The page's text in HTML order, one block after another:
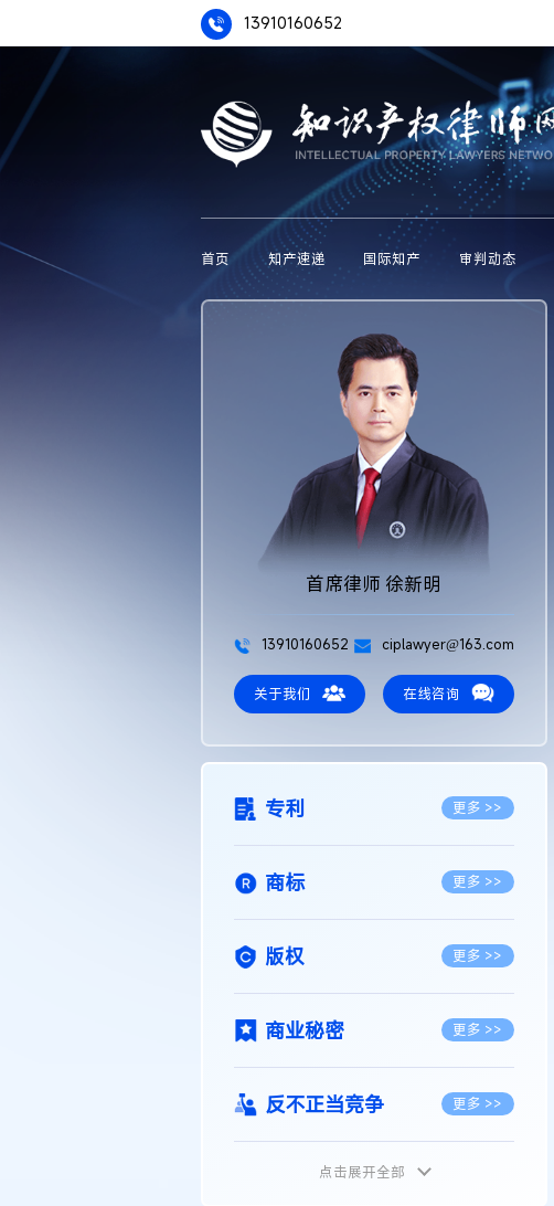
13910160652
首页 知产速递 国际知产 审判动态
首席律师 徐新明
13910160652 ciplawyer@163.com
关于我们 在线咨询
专利 更多 >>
商标 更多 >>
版权 更多 >>
商业秘密 更多 >>
反不正当竞争 更多 >>
植物新品种点击展开全部